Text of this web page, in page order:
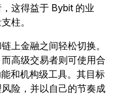
这得益于 Bybit 的业
柱。
上金融之间轻松切换。
高级交易者则可使用合
和机构级工具。其目标
险，并以自己的节奏成